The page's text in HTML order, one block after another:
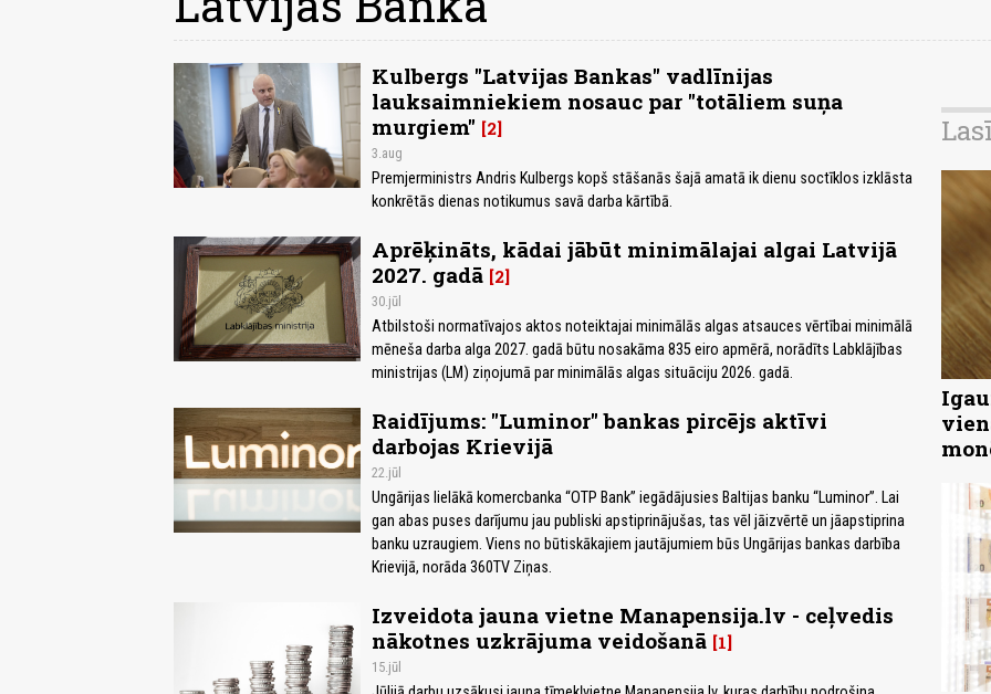
Kulbergs "Latvijas Bankas" vadlīnijas
lauksaimniekiem nosauc par "totāliem suņa
murgiem" 2
3.aug
Premjerministrs Andris Kulbergs kopš stāšanās šajā amatā ik dienu soctīklos izklāsta
konkrētās dienas notikumus savā darba kārtībā.
Aprēķināts, kādai jābūt minimālajai algai Latvijā
2027. gadā 2
30.jūl
Atbilstoši normatīvajos aktos noteiktajai minimālās algas atsauces vērtībai minimālā
mēneša darba alga 2027. gadā būtu nosakāma 835 eiro apmērā, norādīts Labklājības
ministrijas (LM) ziņojumā par minimālās algas situāciju 2026. gadā.
Raidījums: "Luminor" bankas pircējs aktīvi
darbojas Krievijā
22.jūl
Ungārijas lielākā komercbanka “OTP Bank” iegādājusies Baltijas banku “Luminor”. Lai
gan abas puses darījumu jau publiski apstiprinājušas, tas vēl jāizvērtē un jāapstiprina
banku uzraugiem. Viens no būtiskākajiem jautājumiem būs Ungārijas bankas darbība
Krievijā, norāda 360TV Ziņas.
Izveidota jauna vietne Manapensija.lv - ceļvedis
nākotnes uzkrājuma veidošanā 1
15.jūl